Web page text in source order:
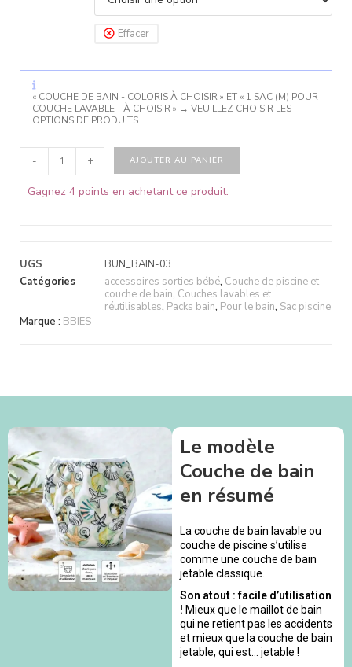
Effacer
« COUCHE DE BAIN - COLORIS À CHOISIR » ET « 1 SAC (M) POUR
COUCHE LAVABLE - À CHOISIR » → VEUILLEZ CHOISIR LES
OPTIONS DE PRODUITS.
- + AJOUTER AU PANIER
Gagnez 4 points en achetant ce produit.
UGS
BUN_BAIN-03
Catégories
accessoires sorties bébé, Couche de piscine et
couche de bain, Couches lavables et
réutilisables, Packs bain, Pour le bain, Sac piscine
Marque : BBIES
Le modèle
Couche de bain
en résumé
La couche de bain lavable ou
couche de piscine s’utilise
comme une couche de bain
jetable classique.
Son atout : facile d’utilisation
! Mieux que le maillot de bain
qui ne retient pas les accidents
et mieux que la couche de bain
jetable, qui est… jetable !